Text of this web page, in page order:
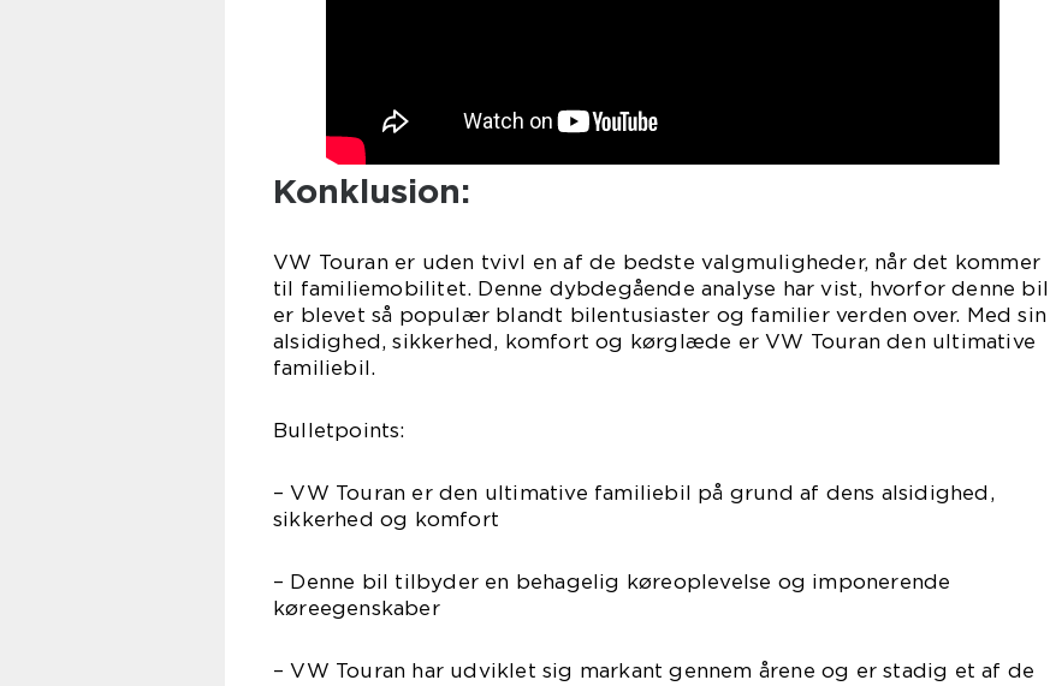
Konklusion:
VW Touran er uden tvivl en af de bedste valgmuligheder, når det kommer
til familiemobilitet. Denne dybdegående analyse har vist, hvorfor denne bil
er blevet så populær blandt bilentusiaster og familier verden over. Med sin
alsidighed, sikkerhed, komfort og kørglæde er VW Touran den ultimative
familiebil.
Bulletpoints:
– VW Touran er den ultimative familiebil på grund af dens alsidighed,
sikkerhed og komfort
– Denne bil tilbyder en behagelig køreoplevelse og imponerende
køreegenskaber
– VW Touran har udviklet sig markant gennem årene og er stadig et af de